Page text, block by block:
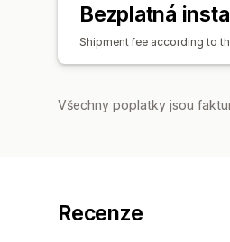
Bezplatná
Shipment fee according to
Všechny poplatky jsou
Recenze